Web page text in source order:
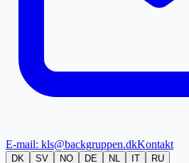
E-mail: kls@backgruppen.dkKontakt
DK SV NO DE NL IT RU